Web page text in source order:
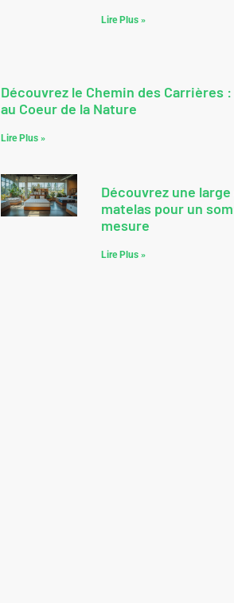
Lire Plus »
Découvrez le Chemin des Carrières :
au Coeur de la Nature
Lire Plus »
Découvrez une
matelas pour un
mesure
Lire Plus »